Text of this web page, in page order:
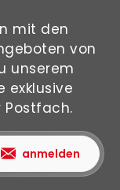
mit den
von
unserem
exklusive
Postfach.
anmelden